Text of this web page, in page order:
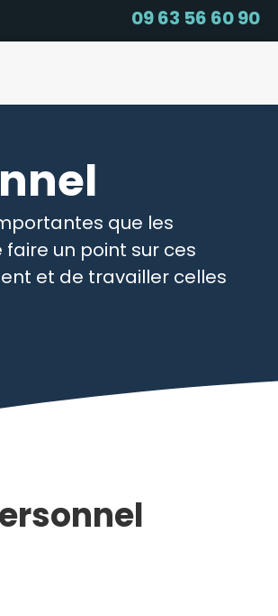
09 63 56 60 90
que les
un point sur ces
et de travailler celles